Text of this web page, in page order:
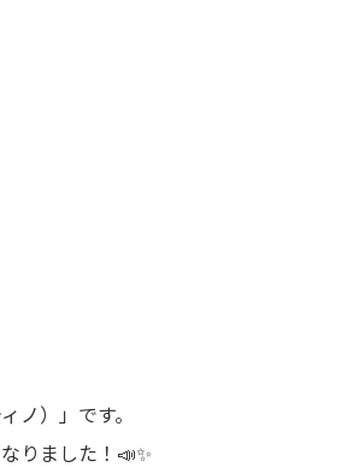
ノ）」です。
なりました！📣✨